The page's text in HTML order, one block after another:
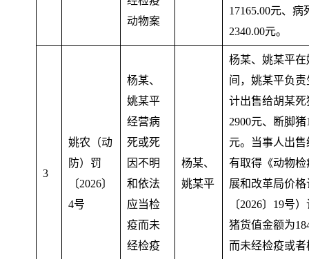
动物案
17165.00元、
2340.00元。
3
姚农（动
防）罚
〔2026〕
4号
杨某、
姚某平
经营病
死或死
因不明
和依法
应当检
疫而未
经检疫
杨某、
姚某平
杨某、姚某平
间 ，姚某平负
计出售给胡某
2900元、断脚
元。 当事人出
有取得《动物
展和改革局价
〔2026〕19号
猪货值金额为
而未经检疫或